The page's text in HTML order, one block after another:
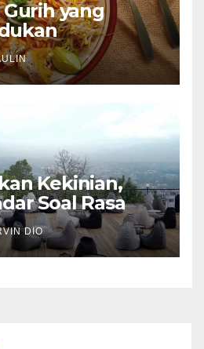
yang
Kekinian,
Soal Rasa
DIO